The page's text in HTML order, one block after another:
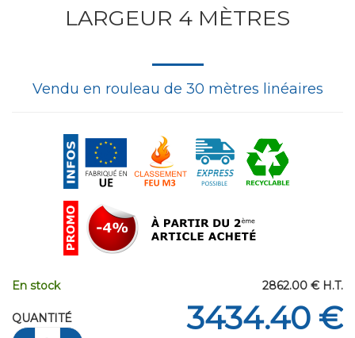
LARGEUR 4 MÈTRES
Vendu en rouleau de 30 mètres linéaires
2862.00 € H.T.
3434.40 €
En stock
QUANTITÉ